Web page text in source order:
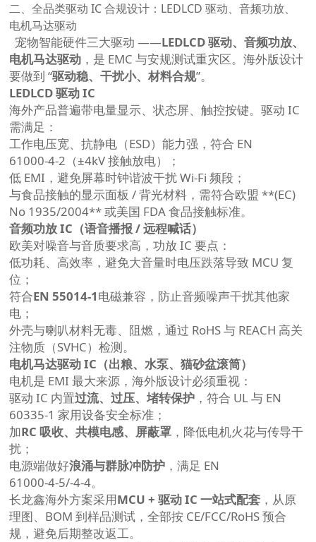
二、全品类驱动 IC 合规设计：LEDLCD 驱动、音频功放、
电机马达驱动
宠物智能硬件三大驱动 ——LEDLCD 驱动、音频功放、
电机马达驱动 ，是 EMC 与安规测试重灾区。海外版设计
要做到 “驱动稳、干扰小、材料合规”。
LEDLCD 驱动 IC
海外产品普遍带电量显示、状态屏、触控按键。驱动 IC
需满足：
工作电压宽、抗静电（ESD）能力强，符合 EN
61000‑4‑2（±4kV 接触放电）；
低 EMI，避免屏幕时钟谐波干扰 Wi‑Fi 频段；
与食品接触的显示面板 / 背光材料，需符合欧盟 **(EC)
No 1935/2004** 或美国 FDA 食品接触标准。
音频功放 IC（语音播报 / 远程喊话）
欧美对噪音与音质要求高，功放 IC 要点：
低功耗、高效率，避免大音量时电压跌落导致 MCU 复
位；
符合EN 55014‑1电磁兼容，防止音频噪声干扰其他家
电；
外壳与喇叭材料无毒、阻燃，通过 RoHS 与 REACH 高关
注物质（SVHC）检测。
电机马达驱动 IC（出粮、水泵、猫砂盆滚筒）
电机是 EMI 最大来源，海外版设计必须重视：
驱动 IC 内置过流、过压、堵转保护 ，符合 UL 与 EN
60335‑1 家用设备安全标准；
加RC 吸收、共模电感、屏蔽罩 ，降低电机火花与传导干
扰；
电源端做好浪涌与群脉冲防护 ，满足 EN
61000‑4‑5/‑4‑4。
长龙鑫海外方案采用MCU + 驱动 IC 一站式配套 ，从原
理图、BOM 到样品测试，全部按 CE/FCC/RoHS 预合
规，避免后期整改返工。